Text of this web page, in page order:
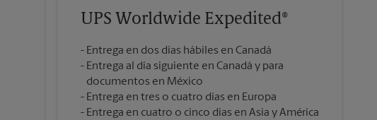
UPS Worldwide Expedited®
Entrega en dos días hábiles en Canadá
Entrega al día siguiente en Canadá y para
documentos en México
Entrega en tres o cuatro días en Europa
Entrega en cuatro o cinco días en Asia y América